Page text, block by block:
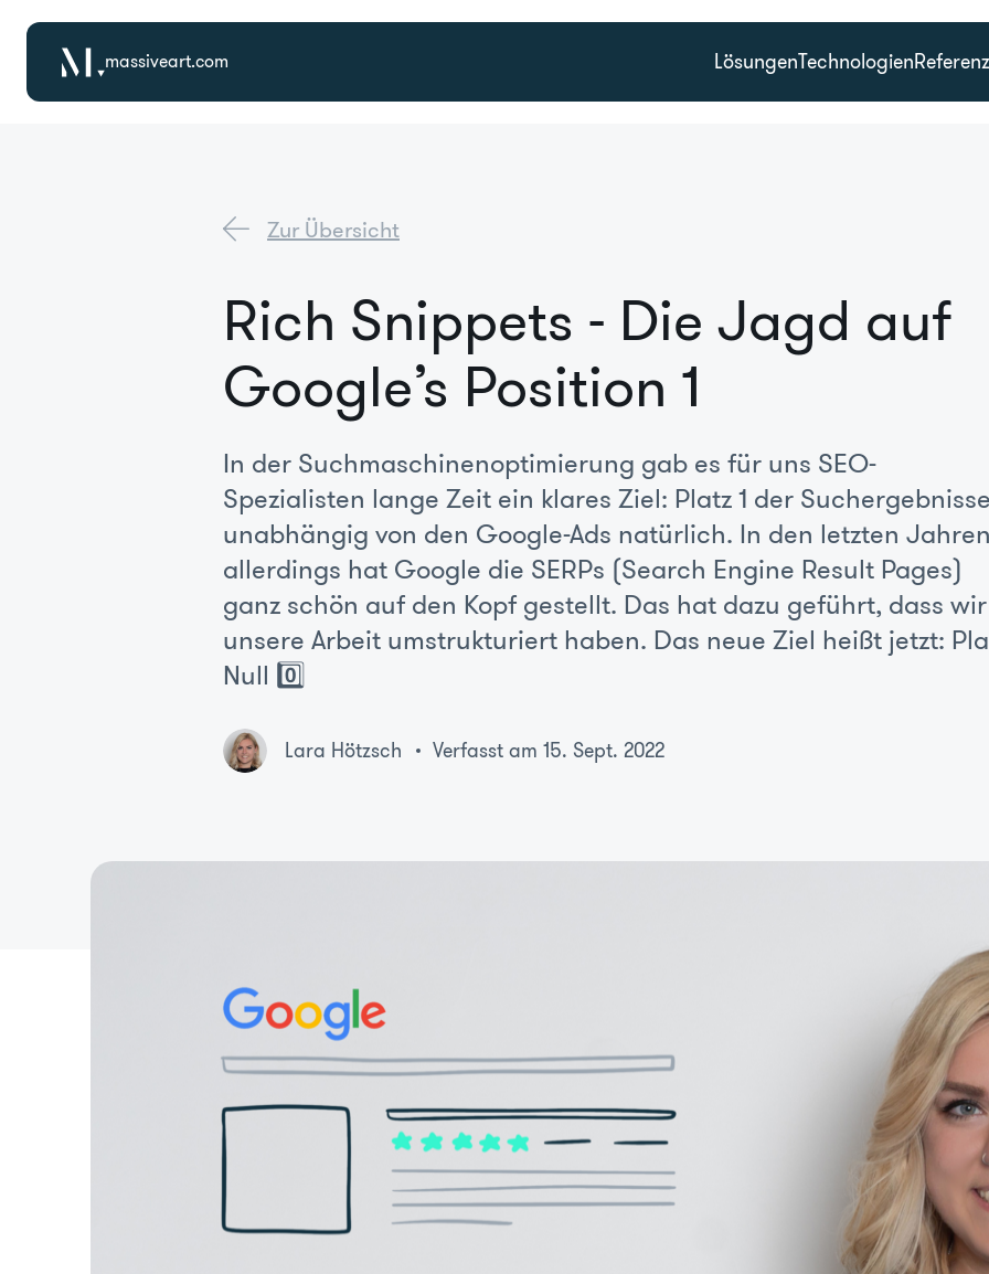
massiveart.com LösungenTechnologien
Zur Übersicht
Rich Snippets - Die Jagd auf
Google’s Position 1
In der Suchmaschinenoptimierung gab es für uns SEO-
Spezialisten lange Zeit ein klares Ziel: Platz 1 der
unabhängig von den Google-Ads natürlich. In den letzten
allerdings hat Google die SERPs (Search Engine Result Pages)
ganz schön auf den Kopf gestellt. Das hat dazu geführt, dass wir
unsere Arbeit umstrukturiert haben. Das neue Ziel heißt jetzt:
Null 0️⃣
Lara Hötzsch Verfasst am 15. Sept. 2022